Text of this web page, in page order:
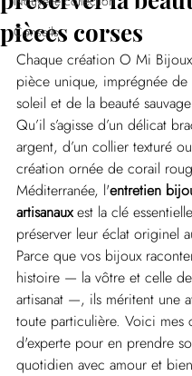
Conseils
pièces corses
Chaque création O Mi
pièce unique, imprégnée de
soleil et de la beauté
Qu’il s’agisse d’un délicat
argent, d’un collier texturé
création ornée de corail
Méditerranée, l'entretien
artisanaux est la clé
préserver leur éclat originel
Parce que vos bijoux
histoire — la vôtre et celle
artisanat —, ils méritent une
toute particulière. Voici mes
d'experte pour en prendre
quotidien avec amour et